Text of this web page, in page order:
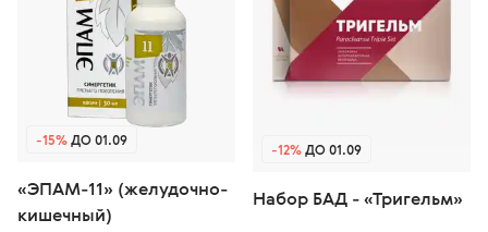
-15%ДО 01.09
«ЭПАМ-11» (желудочно-
кишечный)
-12%ДО 01.09
Набор БАД - «Тригельм»